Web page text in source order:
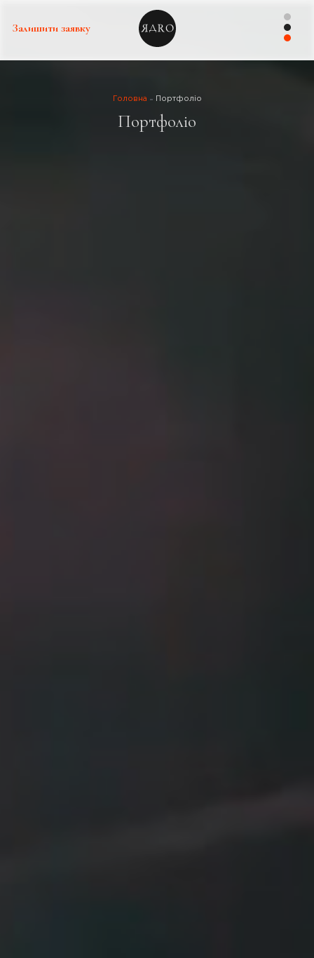
Залишити заявку
Головна Портфоліо
Портфоліо